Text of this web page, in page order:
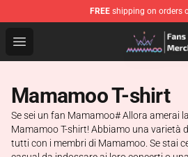
FREE shipping on orders
Open menu
Mamamoo Store - Official
Mamamoo T-shirt
Se sei un fan Mamamoo# Allora amerai
Mamamoo T-shirt! Abbiamo una varietà
tutti con i membri di Mamamoo. Se stai